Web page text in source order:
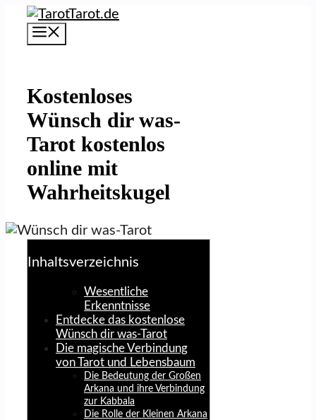
Zum
Inhalt
springen
Kostenloses
Wünsch dir was-
Tarot kostenlos
online mit
Wahrheitskugel
Inhaltsverzeichnis
Wesentliche
Erkenntnisse
Entdecke das kostenlose
Wünsch dir was-Tarot
Die magische Verbindung
von Tarot und Lebensbaum
Die Bedeutung der Großen
Arkana und ihre Verbindung
zur Kabbala
Die Rolle der Kleinen Arkana